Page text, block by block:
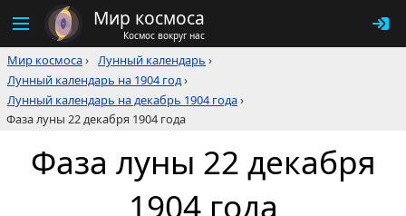
Мир космоса
Космос вокруг нас
Мир космоса› Лунный календарь ›
Лунный календарь на 1904 год›
Лунный календарь на декабрь 1904 года›
Фаза луны 22 декабря 1904 года
Фаза луны 22 декабря
1904 года